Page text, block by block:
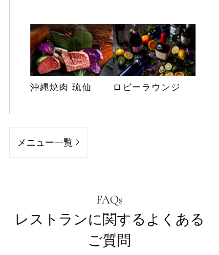
沖縄焼肉 琉仙 ロビーラウンジ
メニュー一覧
FAQs
レストランに関するよくある
ご質問